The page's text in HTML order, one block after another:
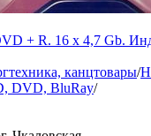
+ R. 16 х 4,7 Gb.
канцтовары/
DVD, BluRay/